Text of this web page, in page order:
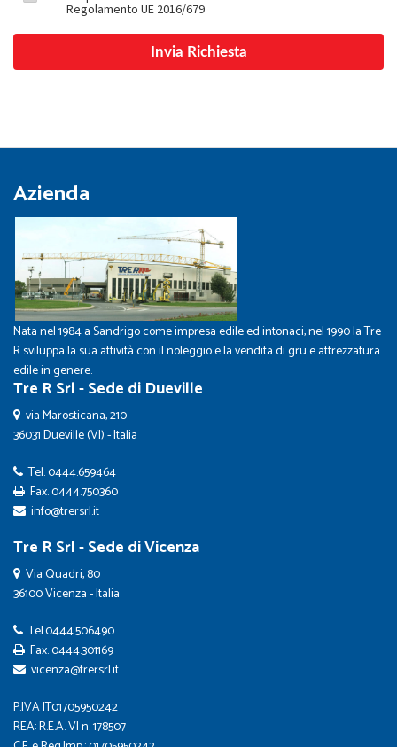
Regolamento UE 2016/679
Azienda
Nata nel 1984 a Sandrigo come impresa edile ed intonaci, nel 1990 la Tre
R sviluppa la sua attività con il noleggio e la vendita di gru e attrezzatura
edile in genere.
Tre R Srl - Sede di Dueville
via Marosticana, 210
36031 Dueville (VI) - Italia
Tel.0444.659464
Fax. 0444.750360
info@trersrl.it
Tre R Srl - Sede di Vicenza
Via Quadri, 80
36100 Vicenza - Italia
Tel.0444.506490
Fax. 0444.301169
vicenza@trersrl.it
P.IVA IT01705950242
REA: R.E.A. VI n. 178507